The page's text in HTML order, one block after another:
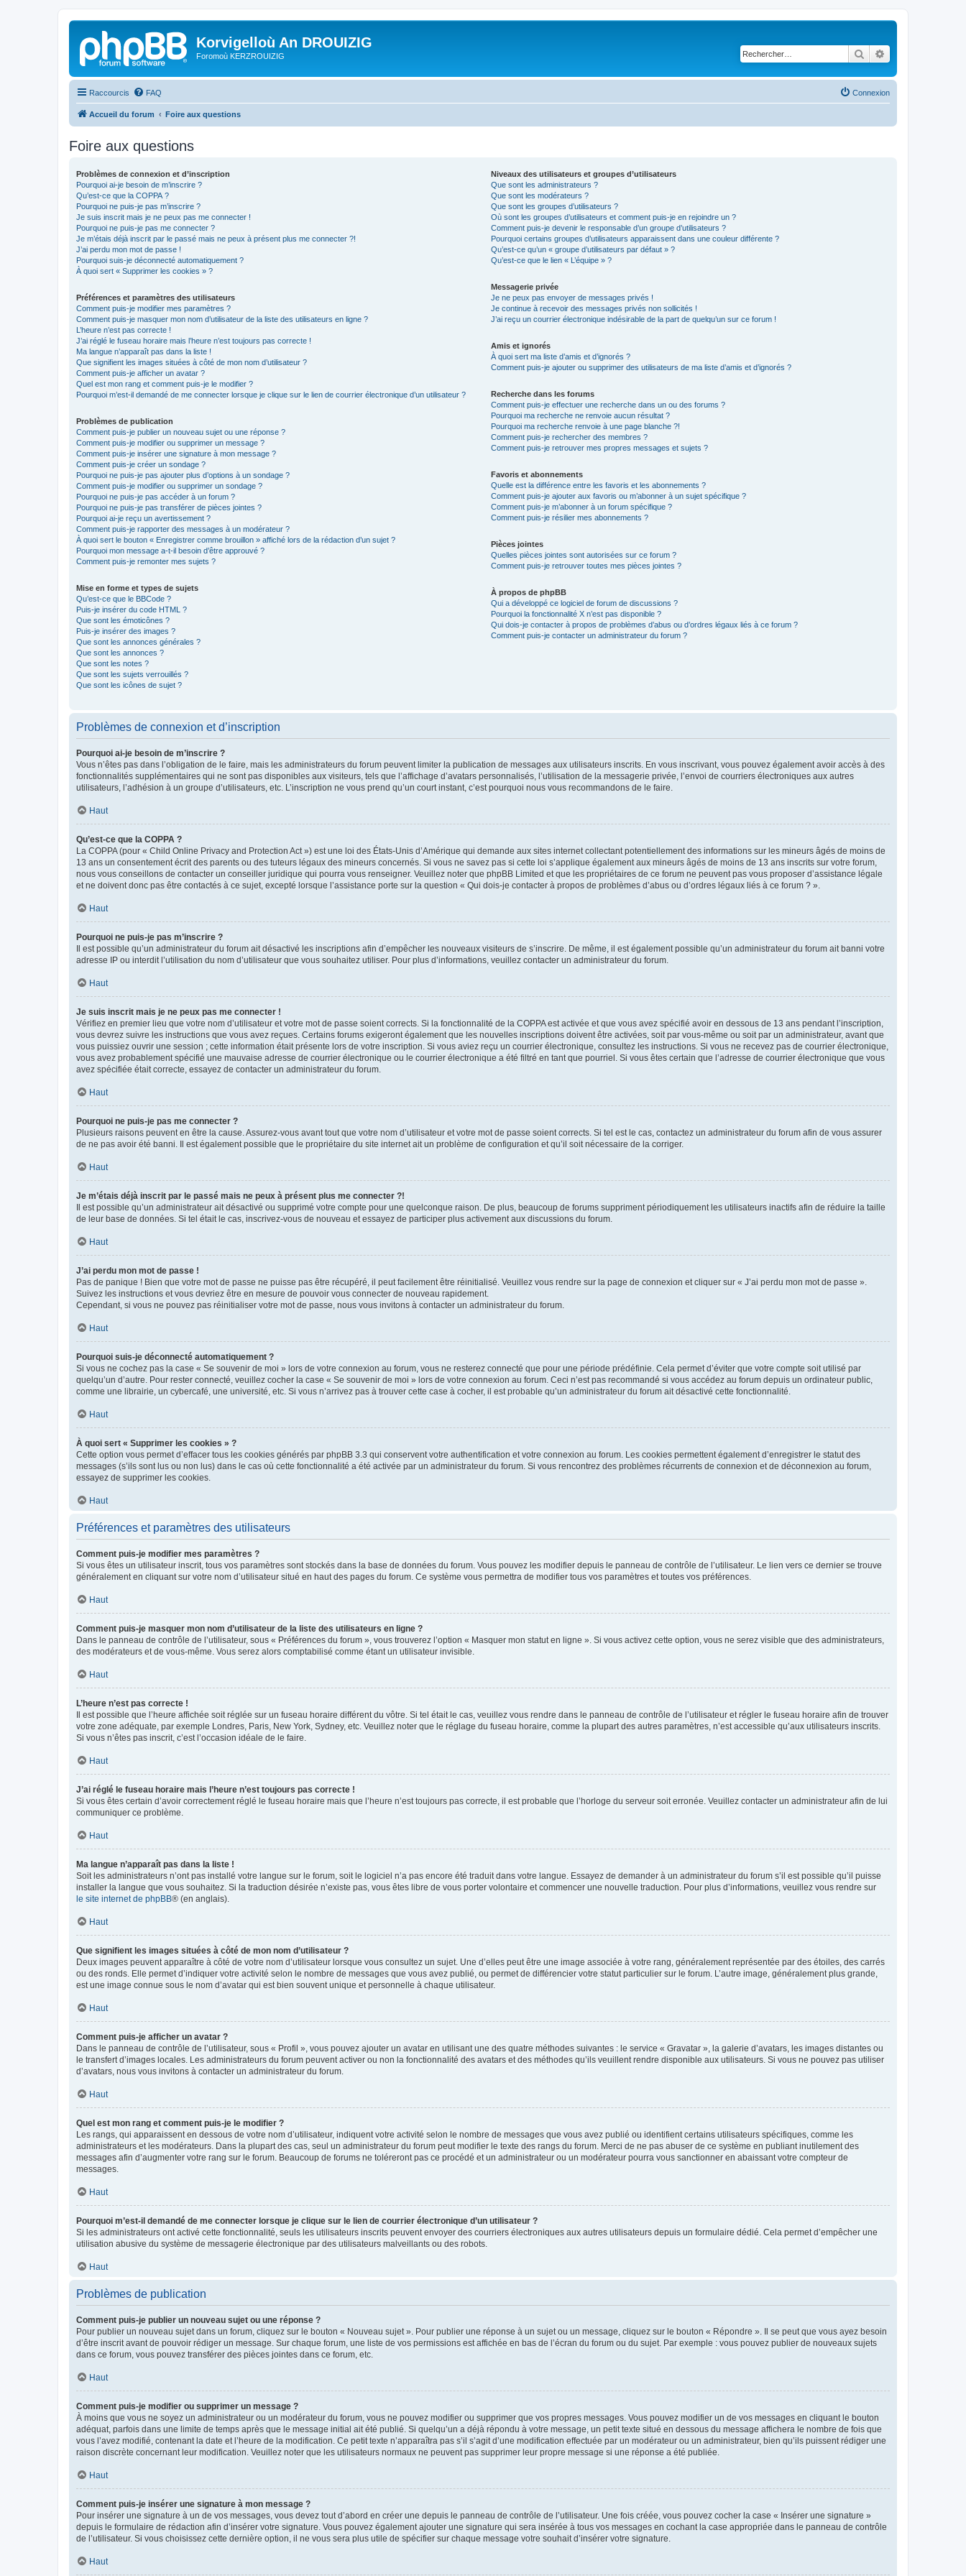
Korvigelloù An DROUIZIG
Foromoù KERZROUIZIG Rechercher
Raccourcis FAQ Connexion
Accueil du forum Foire aux questions
Foire aux questions
Problèmes de connexion et d’inscription
Pourquoi ai-je besoin de m’inscrire ?
Qu’est-ce que la COPPA ?
Pourquoi ne puis-je pas m’inscrire ?
Je suis inscrit mais je ne peux pas me connecter !
Pourquoi ne puis-je pas me connecter ?
Je m’étais déjà inscrit par le passé mais ne peux à présent plus me connecter ?!
J’ai perdu mon mot de passe !
Pourquoi suis-je déconnecté automatiquement ?
À quoi sert « Supprimer les cookies » ?
Préférences et paramètres des utilisateurs
Comment puis-je modifier mes paramètres ?
Comment puis-je masquer mon nom d’utilisateur de la liste des utilisateurs en ligne ?
L’heure n’est pas correcte !
J’ai réglé le fuseau horaire mais l’heure n’est toujours pas correcte !
Ma langue n’apparaît pas dans la liste !
Que signifient les images situées à côté de mon nom d’utilisateur ?
Comment puis-je afficher un avatar ?
Quel est mon rang et comment puis-je le modifier ?
Pourquoi m’est-il demandé de me connecter lorsque je clique sur le lien de courrier électronique d’un utilisateur ?
Problèmes de publication
Comment puis-je publier un nouveau sujet ou une réponse ?
Comment puis-je modifier ou supprimer un message ?
Comment puis-je insérer une signature à mon message ?
Comment puis-je créer un sondage ?
Pourquoi ne puis-je pas ajouter plus d’options à un sondage ?
Comment puis-je modifier ou supprimer un sondage ?
Pourquoi ne puis-je pas accéder à un forum ?
Pourquoi ne puis-je pas transférer de pièces jointes ?
Pourquoi ai-je reçu un avertissement ?
Comment puis-je rapporter des messages à un modérateur ?
À quoi sert le bouton « Enregistrer comme brouillon » affiché lors de la rédaction d’un sujet ?
Pourquoi mon message a-t-il besoin d’être approuvé ?
Comment puis-je remonter mes sujets ?
Mise en forme et types de sujets
Qu’est-ce que le BBCode ?
Puis-je insérer du code HTML ?
Que sont les émoticônes ?
Puis-je insérer des images ?
Que sont les annonces générales ?
Que sont les annonces ?
Que sont les notes ?
Que sont les sujets verrouillés ?
Que sont les icônes de sujet ?
Niveaux des utilisateurs et groupes d’utilisateurs
Que sont les administrateurs ?
Que sont les modérateurs ?
Que sont les groupes d’utilisateurs ?
Où sont les groupes d’utilisateurs et comment puis-je en rejoindre un ?
Comment puis-je devenir le responsable d’un groupe d’utilisateurs ?
Pourquoi certains groupes d’utilisateurs apparaissent dans une couleur différente ?
Qu’est-ce qu’un « groupe d’utilisateurs par défaut » ?
Qu’est-ce que le lien « L’équipe » ?
Messagerie privée
Je ne peux pas envoyer de messages privés !
Je continue à recevoir des messages privés non sollicités !
J’ai reçu un courrier électronique indésirable de la part de quelqu’un sur ce forum !
Amis et ignorés
À quoi sert ma liste d’amis et d’ignorés ?
Comment puis-je ajouter ou supprimer des utilisateurs de ma liste d’amis et d’ignorés ?
Recherche dans les forums
Comment puis-je effectuer une recherche dans un ou des forums ?
Pourquoi ma recherche ne renvoie aucun résultat ?
Pourquoi ma recherche renvoie à une page blanche ?!
Comment puis-je rechercher des membres ?
Comment puis-je retrouver mes propres messages et sujets ?
Favoris et abonnements
Quelle est la différence entre les favoris et les abonnements ?
Comment puis-je ajouter aux favoris ou m’abonner à un sujet spécifique ?
Comment puis-je m’abonner à un forum spécifique ?
Comment puis-je résilier mes abonnements ?
Pièces jointes
Quelles pièces jointes sont autorisées sur ce forum ?
Comment puis-je retrouver toutes mes pièces jointes ?
À propos de phpBB
Qui a développé ce logiciel de forum de discussions ?
Pourquoi la fonctionnalité X n’est pas disponible ?
Qui dois-je contacter à propos de problèmes d’abus ou d’ordres légaux liés à ce forum ?
Comment puis-je contacter un administrateur du forum ?
Problèmes de connexion et d’inscription
Pourquoi ai-je besoin de m’inscrire ?
Vous n’êtes pas dans l’obligation de le faire, mais les administrateurs du forum peuvent limiter la publication de messages aux utilisateurs inscrits. En vous inscrivant, vous pouvez également avoir accès à des
fonctionnalités supplémentaires qui ne sont pas disponibles aux visiteurs, tels que l’affichage d’avatars personnalisés, l’utilisation de la messagerie privée, l’envoi de courriers électroniques aux autres
utilisateurs, l’adhésion à un groupe d’utilisateurs, etc. L’inscription ne vous prend qu’un court instant, c’est pourquoi nous vous recommandons de le faire.
Haut
Qu’est-ce que la COPPA ?
La COPPA (pour « Child Online Privacy and Protection Act ») est une loi des États-Unis d’Amérique qui demande aux sites internet collectant potentiellement des informations sur les mineurs âgés de moins de
13 ans un consentement écrit des parents ou des tuteurs légaux des mineurs concernés. Si vous ne savez pas si cette loi s’applique également aux mineurs âgés de moins de 13 ans inscrits sur votre forum,
nous vous conseillons de contacter un conseiller juridique qui pourra vous renseigner. Veuillez noter que phpBB Limited et que les propriétaires de ce forum ne peuvent pas vous proposer d’assistance légale
et ne doivent donc pas être contactés à ce sujet, excepté lorsque l’assistance porte sur la question « Qui dois-je contacter à propos de problèmes d’abus ou d’ordres légaux liés à ce forum ? ».
Haut
Pourquoi ne puis-je pas m’inscrire ?
Il est possible qu’un administrateur du forum ait désactivé les inscriptions afin d’empêcher les nouveaux visiteurs de s’inscrire. De même, il est également possible qu’un administrateur du forum ait banni votre
adresse IP ou interdit l’utilisation du nom d’utilisateur que vous souhaitez utiliser. Pour plus d’informations, veuillez contacter un administrateur du forum.
Haut
Je suis inscrit mais je ne peux pas me connecter !
Vérifiez en premier lieu que votre nom d’utilisateur et votre mot de passe soient corrects. Si la fonctionnalité de la COPPA est activée et que vous avez spécifié avoir en dessous de 13 ans pendant l’inscription,
vous devrez suivre les instructions que vous avez reçues. Certains forums exigeront également que les nouvelles inscriptions doivent être activées, soit par vous-même ou soit par un administrateur, avant que
vous puissiez ouvrir une session ; cette information était présente lors de votre inscription. Si vous aviez reçu un courrier électronique, consultez les instructions. Si vous ne recevez pas de courrier électronique,
vous avez probablement spécifié une mauvaise adresse de courrier électronique ou le courrier électronique a été filtré en tant que pourriel. Si vous êtes certain que l’adresse de courrier électronique que vous
avez spécifiée était correcte, essayez de contacter un administrateur du forum.
Haut
Pourquoi ne puis-je pas me connecter ?
Plusieurs raisons peuvent en être la cause. Assurez-vous avant tout que votre nom d’utilisateur et votre mot de passe soient corrects. Si tel est le cas, contactez un administrateur du forum afin de vous assurer
de ne pas avoir été banni. Il est également possible que le propriétaire du site internet ait un problème de configuration et qu’il soit nécessaire de la corriger.
Haut
Je m’étais déjà inscrit par le passé mais ne peux à présent plus me connecter ?!
Il est possible qu’un administrateur ait désactivé ou supprimé votre compte pour une quelconque raison. De plus, beaucoup de forums suppriment périodiquement les utilisateurs inactifs afin de réduire la taille
de leur base de données. Si tel était le cas, inscrivez-vous de nouveau et essayez de participer plus activement aux discussions du forum.
Haut
J’ai perdu mon mot de passe !
Pas de panique ! Bien que votre mot de passe ne puisse pas être récupéré, il peut facilement être réinitialisé. Veuillez vous rendre sur la page de connexion et cliquer sur « J’ai perdu mon mot de passe ».
Suivez les instructions et vous devriez être en mesure de pouvoir vous connecter de nouveau rapidement.
Cependant, si vous ne pouvez pas réinitialiser votre mot de passe, nous vous invitons à contacter un administrateur du forum.
Haut
Pourquoi suis-je déconnecté automatiquement ?
Si vous ne cochez pas la case « Se souvenir de moi » lors de votre connexion au forum, vous ne resterez connecté que pour une période prédéfinie. Cela permet d’éviter que votre compte soit utilisé par
quelqu’un d’autre. Pour rester connecté, veuillez cocher la case « Se souvenir de moi » lors de votre connexion au forum. Ceci n’est pas recommandé si vous accédez au forum depuis un ordinateur public,
comme une librairie, un cybercafé, une université, etc. Si vous n’arrivez pas à trouver cette case à cocher, il est probable qu’un administrateur du forum ait désactivé cette fonctionnalité.
Haut
À quoi sert « Supprimer les cookies » ?
Cette option vous permet d’effacer tous les cookies générés par phpBB 3.3 qui conservent votre authentification et votre connexion au forum. Les cookies permettent également d’enregistrer le statut des
messages (s’ils sont lus ou non lus) dans le cas où cette fonctionnalité a été activée par un administrateur du forum. Si vous rencontrez des problèmes récurrents de connexion et de déconnexion au forum,
essayez de supprimer les cookies.
Haut
Préférences et paramètres des utilisateurs
Comment puis-je modifier mes paramètres ?
Si vous êtes un utilisateur inscrit, tous vos paramètres sont stockés dans la base de données du forum. Vous pouvez les modifier depuis le panneau de contrôle de l’utilisateur. Le lien vers ce dernier se trouve
généralement en cliquant sur votre nom d’utilisateur situé en haut des pages du forum. Ce système vous permettra de modifier tous vos paramètres et toutes vos préférences.
Haut
Comment puis-je masquer mon nom d’utilisateur de la liste des utilisateurs en ligne ?
Dans le panneau de contrôle de l’utilisateur, sous « Préférences du forum », vous trouverez l’option « Masquer mon statut en ligne ». Si vous activez cette option, vous ne serez visible que des administrateurs,
des modérateurs et de vous-même. Vous serez alors comptabilisé comme étant un utilisateur invisible.
Haut
L’heure n’est pas correcte !
Il est possible que l’heure affichée soit réglée sur un fuseau horaire différent du vôtre. Si tel était le cas, veuillez vous rendre dans le panneau de contrôle de l’utilisateur et régler le fuseau horaire afin de trouver
votre zone adéquate, par exemple Londres, Paris, New York, Sydney, etc. Veuillez noter que le réglage du fuseau horaire, comme la plupart des autres paramètres, n’est accessible qu’aux utilisateurs inscrits.
Si vous n’êtes pas inscrit, c’est l’occasion idéale de le faire.
Haut
J’ai réglé le fuseau horaire mais l’heure n’est toujours pas correcte !
Si vous êtes certain d’avoir correctement réglé le fuseau horaire mais que l’heure n’est toujours pas correcte, il est probable que l’horloge du serveur soit erronée. Veuillez contacter un administrateur afin de lui
communiquer ce problème.
Haut
Ma langue n’apparaît pas dans la liste !
Soit les administrateurs n’ont pas installé votre langue sur le forum, soit le logiciel n’a pas encore été traduit dans votre langue. Essayez de demander à un administrateur du forum s’il est possible qu’il puisse
installer la langue que vous souhaitez. Si la traduction désirée n’existe pas, vous êtes libre de vous porter volontaire et commencer une nouvelle traduction. Pour plus d’informations, veuillez vous rendre sur
le site internet de phpBB® (en anglais).
Haut
Que signifient les images situées à côté de mon nom d’utilisateur ?
Deux images peuvent apparaître à côté de votre nom d’utilisateur lorsque vous consultez un sujet. Une d’elles peut être une image associée à votre rang, généralement représentée par des étoiles, des carrés
ou des ronds. Elle permet d’indiquer votre activité selon le nombre de messages que vous avez publié, ou permet de différencier votre statut particulier sur le forum. L’autre image, généralement plus grande,
est une image connue sous le nom d’avatar qui est bien souvent unique et personnelle à chaque utilisateur.
Haut
Comment puis-je afficher un avatar ?
Dans le panneau de contrôle de l’utilisateur, sous « Profil », vous pouvez ajouter un avatar en utilisant une des quatre méthodes suivantes : le service « Gravatar », la galerie d’avatars, les images distantes ou
le transfert d’images locales. Les administrateurs du forum peuvent activer ou non la fonctionnalité des avatars et des méthodes qu’ils veuillent rendre disponible aux utilisateurs. Si vous ne pouvez pas utiliser
d’avatars, nous vous invitons à contacter un administrateur du forum.
Haut
Quel est mon rang et comment puis-je le modifier ?
Les rangs, qui apparaissent en dessous de votre nom d’utilisateur, indiquent votre activité selon le nombre de messages que vous avez publié ou identifient certains utilisateurs spécifiques, comme les
administrateurs et les modérateurs. Dans la plupart des cas, seul un administrateur du forum peut modifier le texte des rangs du forum. Merci de ne pas abuser de ce système en publiant inutilement des
messages afin d’augmenter votre rang sur le forum. Beaucoup de forums ne toléreront pas ce procédé et un administrateur ou un modérateur pourra vous sanctionner en abaissant votre compteur de
messages.
Haut
Pourquoi m’est-il demandé de me connecter lorsque je clique sur le lien de courrier électronique d’un utilisateur ?
Si les administrateurs ont activé cette fonctionnalité, seuls les utilisateurs inscrits peuvent envoyer des courriers électroniques aux autres utilisateurs depuis un formulaire dédié. Cela permet d’empêcher une
utilisation abusive du système de messagerie électronique par des utilisateurs malveillants ou des robots.
Haut
Problèmes de publication
Comment puis-je publier un nouveau sujet ou une réponse ?
Pour publier un nouveau sujet dans un forum, cliquez sur le bouton « Nouveau sujet ». Pour publier une réponse à un sujet ou un message, cliquez sur le bouton « Répondre ». Il se peut que vous ayez besoin
d’être inscrit avant de pouvoir rédiger un message. Sur chaque forum, une liste de vos permissions est affichée en bas de l’écran du forum ou du sujet. Par exemple : vous pouvez publier de nouveaux sujets
dans ce forum, vous pouvez transférer des pièces jointes dans ce forum, etc.
Haut
Comment puis-je modifier ou supprimer un message ?
À moins que vous ne soyez un administrateur ou un modérateur du forum, vous ne pouvez modifier ou supprimer que vos propres messages. Vous pouvez modifier un de vos messages en cliquant le bouton
adéquat, parfois dans une limite de temps après que le message initial ait été publié. Si quelqu’un a déjà répondu à votre message, un petit texte situé en dessous du message affichera le nombre de fois que
vous l’avez modifié, contenant la date et l’heure de la modification. Ce petit texte n’apparaîtra pas s’il s’agit d’une modification effectuée par un modérateur ou un administrateur, bien qu’ils puissent rédiger une
raison discrète concernant leur modification. Veuillez noter que les utilisateurs normaux ne peuvent pas supprimer leur propre message si une réponse a été publiée.
Haut
Comment puis-je insérer une signature à mon message ?
Pour insérer une signature à un de vos messages, vous devez tout d’abord en créer une depuis le panneau de contrôle de l’utilisateur. Une fois créée, vous pouvez cocher la case « Insérer une signature »
depuis le formulaire de rédaction afin d’insérer votre signature. Vous pouvez également ajouter une signature qui sera insérée à tous vos messages en cochant la case appropriée dans le panneau de contrôle
de l’utilisateur. Si vous choisissez cette dernière option, il ne vous sera plus utile de spécifier sur chaque message votre souhait d’insérer votre signature.
Haut